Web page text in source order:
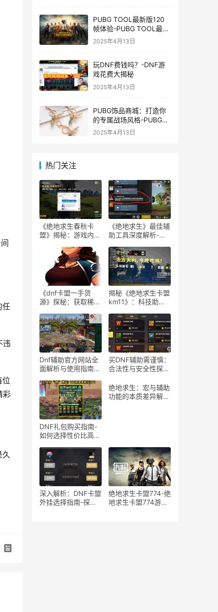
任
违
位
彩
PUBG TOOL最新版120
帧体验-PUBG TOOL最新
版120帧游戏体验优化
2025年4月13日
玩DNF费钱吗？-DNF游
戏花费大揭秘
2025年4月13日
PUBG饰品商城：打造你
的专属战场风格-PUBG游
戏内饰品购买指南
2025年4月13日
热门关注
《绝地求生春秋卡
盟》揭秘：游戏内外
《绝地求生》最佳辅
助工具深度解析-
知：选择最佳游戏辅
助软件的指南
《dnf卡盟一手货
源》探秘：获取稀有
卡盟一手货源渠道解
析与购买指南
揭秘《绝地求生卡盟
km11》：科技助力
《绝地求生卡盟
km11》深入解析：
辅助工具对游戏平衡
性的影响
Dnf辅助官方网站全
面解析与使用指南-
站功能与使用技巧
买DNF辅助需谨慎：
合法性与安全性探
助工具的合法性与潜
在风险分析
DNF礼包购买指南-
如何选择性价比高的
绝地求生：宏与辅助
功能的本质差异解
深入解析：DNF卡盟
外挂选择指南-探索
绝地求生卡盟774-绝
地求生卡盟774游戏